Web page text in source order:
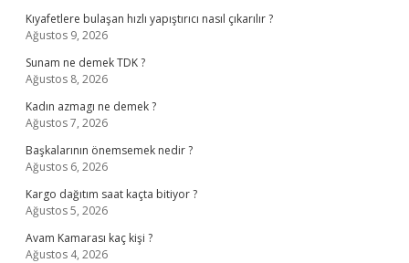
Kıyafetlere bulaşan hızlı yapıştırıcı nasıl çıkarılır ?
Ağustos 9, 2026
Sunam ne demek TDK ?
Ağustos 8, 2026
Kadın azmagı ne demek ?
Ağustos 7, 2026
Başkalarının önemsemek nedir ?
Ağustos 6, 2026
Kargo dağıtım saat kaçta bitiyor ?
Ağustos 5, 2026
Avam Kamarası kaç kişi ?
Ağustos 4, 2026